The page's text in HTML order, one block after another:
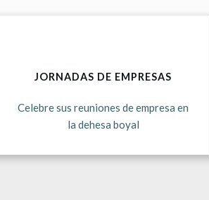
JORNADAS DE EMPRESAS
Celebre sus reuniones de empresa en
la dehesa boyal